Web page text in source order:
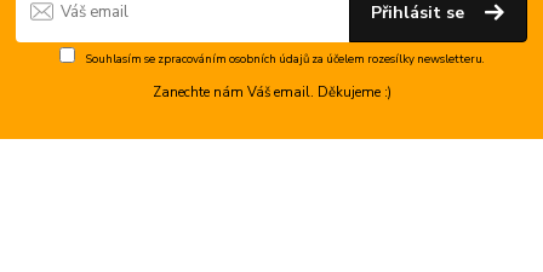
Přihlásit se
Souhlasím se zpracováním osobních údajůza účelem rozesílky newsletteru.
Zanechte nám Váš email. Děkujeme :)